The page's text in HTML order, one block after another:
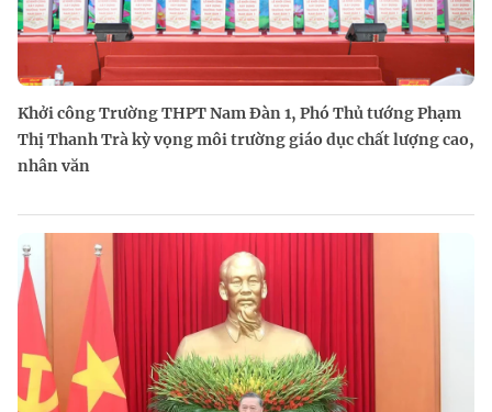
Khởi công Trường THPT Nam Đàn 1, Phó Thủ tướng Phạm
Thị Thanh Trà kỳ vọng môi trường giáo dục chất lượng cao,
nhân văn